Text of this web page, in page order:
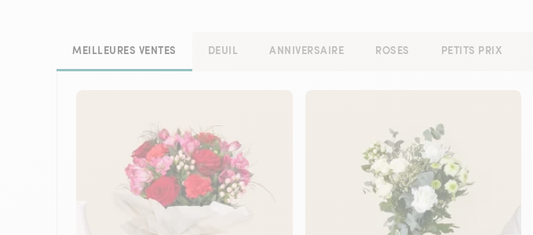
MEILLEURES VENTES DEUIL ANNIVERSAIRE ROSES PETITS PRIX